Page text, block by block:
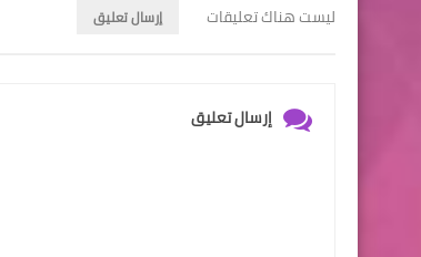
ليست هناك تعليقات إرسال تعليق
إرسال تعليق